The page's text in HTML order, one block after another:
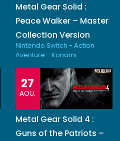
Metal Gear Solid :
Peace Walker – Master
Collection Version
Nintendo Switch - Action
Aventure - Konami
27
AOU.
Metal Gear Solid 4 :
Guns of the Patriots –